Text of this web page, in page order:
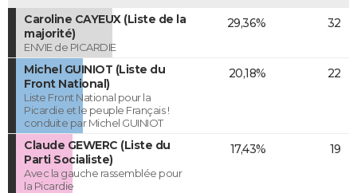
Caroline CAYEUX (Liste de la
majorité)
ENVIE de PICARDIE
29,36% 32
Michel GUINIOT (Liste du
Front National)
Liste Front National pour la
Picardie et le peuple Français !
conduite par Michel GUINIOT
20,18% 22
Claude GEWERC (Liste du
Parti Socialiste)
Avec la gauche rassemblée pour
la Picardie
17,43% 19